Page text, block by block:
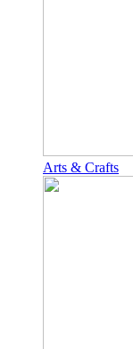
Arts & Crafts